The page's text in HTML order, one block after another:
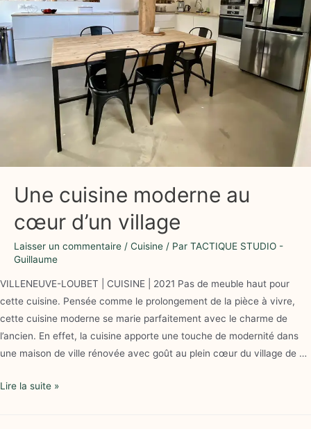
Une cuisine moderne au
cœur d’un village
Laisser un commentaire / Cuisine / Par TACTIQUE STUDIO -
Guillaume
VILLENEUVE-LOUBET | CUISINE | 2021 Pas de meuble haut pour
cette cuisine. Pensée comme le prolongement de la pièce à vivre,
cette cuisine moderne se marie parfaitement avec le charme de
l’ancien. En effet, la cuisine apporte une touche de modernité dans
une maison de ville rénovée avec goût au plein cœur du village de …
Lire la suite »